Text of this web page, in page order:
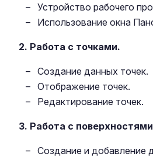
Устройство рабочего
Использование окна
2. Работа с точками.
Создание данных точек.
Отображение точек.
Редактирование точек.
3. Работа с
Создание и добавление